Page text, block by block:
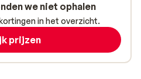
we niet ophalen
in het overzicht.
prijzen